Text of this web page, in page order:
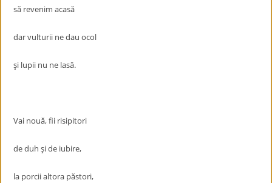
să revenim acasă
dar vulturii ne dau ocol
şi lupii nu ne lasă.
Vai nouă, fii risipitori
de duh şi de iubire,
la porcii altora păstori,